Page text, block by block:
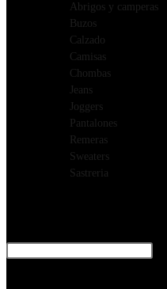
Abrigos y camperas
Buzos
Calzado
Camisas
Chombas
Jeans
Joggers
Pantalones
Remeras
Sweaters
Sastreria